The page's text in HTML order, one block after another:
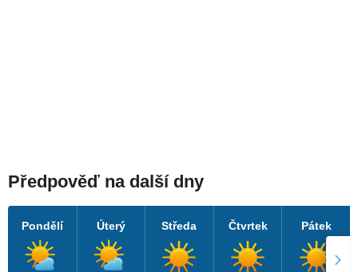
Předpověď na další dny
Pondělí Úterý Středa Čtvrtek Pátek